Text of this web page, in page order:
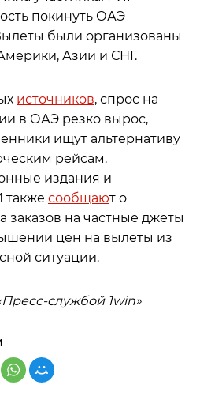
покинуть ОАЭ
были организованы
Азии и СНГ.
источников, спрос на
в ОАЭ резко вырос,
ищут альтернативу
рейсам.
издания и
сообщают о
заказов на частные джеты
цен на вылеты из
ситуации.
службой 1win»